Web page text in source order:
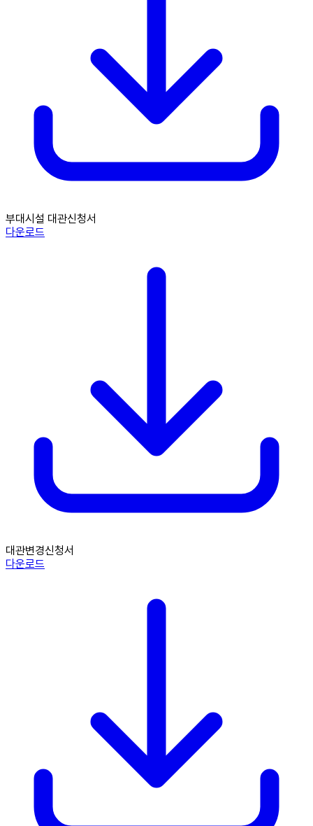
부대시설 대관신청서
다운로드
대관변경신청서
다운로드